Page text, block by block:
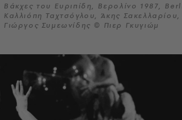
Βάκχες του Ευριπίδη, Βερολίνο 1987,
Καλλιόπη Ταχτσόγλου, Άκης
Γιώργος Συμεωνίδης © Πιερ Γκυγιώμ